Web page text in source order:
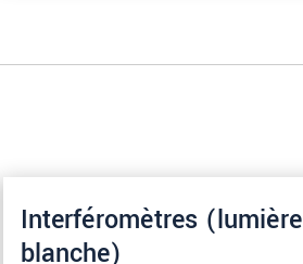
Interféromètres (lumière
blanche)